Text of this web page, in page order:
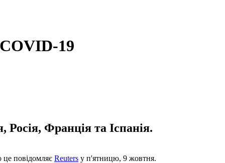
19
Франція та Іспанія.
це повідомляє Reuters у п'ятницю, 9 жовтня.